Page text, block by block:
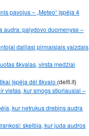
pavojus – „Meteo“ įspėja 4
audra: palydovo duomenyse –
dalijasi pirmaisiais vaizdais
škvalas, virsta medžiai
įspėja dėl škvalo (delfi.lt)
vietas, kur smogs stipriausiai –
kur netrukus drebins audra
skelbia, kur juda audros